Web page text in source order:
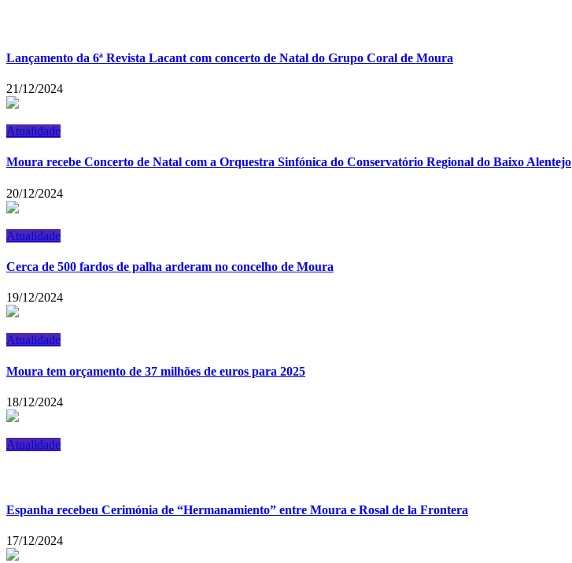
Lançamento da 6ª Revista Lacant com concerto de Natal do Grupo Coral de Moura
21/12/2024
Atualidade
Moura recebe Concerto de Natal com a Orquestra Sinfónica do Conservatório Regional do Baixo Alentejo
20/12/2024
Atualidade
Cerca de 500 fardos de palha arderam no concelho de Moura
19/12/2024
Atualidade
Moura tem orçamento de 37 milhões de euros para 2025
18/12/2024
Atualidade
Espanha recebeu Cerimónia de “Hermanamiento” entre Moura e Rosal de la Frontera
17/12/2024